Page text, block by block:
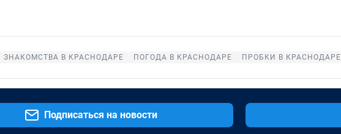
ЗНАКОМСТВА В КРАСНОДАРЕ ПОГОДА В КРАСНОДАРЕ ПРОБКИ В КРАСНОДАРЕ
Подписаться на новости